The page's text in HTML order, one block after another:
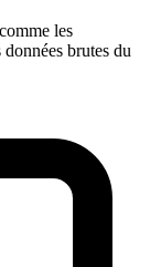
les
brutes du